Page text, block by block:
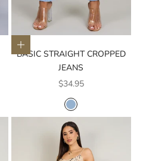
Elige opciones
BASIC STRAIGHT CROPPED
JEANS
Precio de oferta
$34.95
COLOR
AZUL CLARO